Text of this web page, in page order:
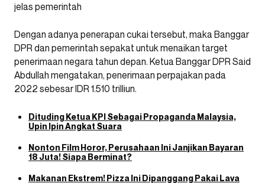
jelas pemerintah
Dengan adanya penerapan cukai tersebut, maka Banggar
DPR dan pemerintah sepakat untuk menaikan target
penerimaan negara tahun depan. Ketua Banggar DPR Said
Abdullah mengatakan, penerimaan perpajakan pada
2022 sebesar IDR 1.510 trilliun.
Dituding Ketua KPI Sebagai Propaganda Malaysia,
Upin Ipin Angkat Suara
Nonton Film Horor, Perusahaan Ini Janjikan Bayaran
18 Juta! Siapa Berminat?
Makanan Ekstrem! Pizza Ini Dipanggang Pakai Lava